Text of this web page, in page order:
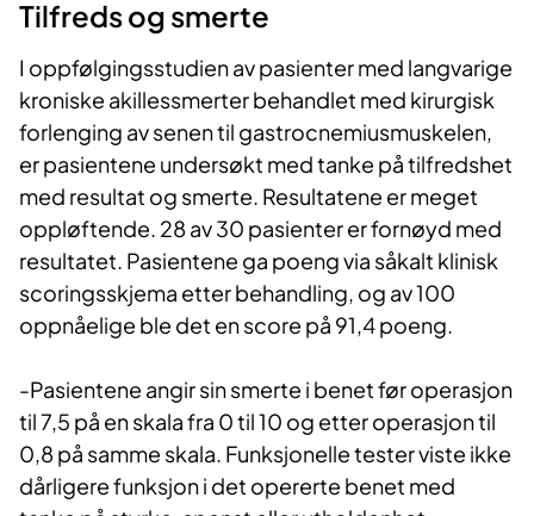
Tilfreds og smerte
I oppfølgingsstudien av pasienter med langvarige
kroniske akillessmerter behandlet med kirurgisk
forlenging av senen til gastrocnemiusmuskelen,
er pasientene undersøkt med tanke på tilfredshet
med resultat og smerte. Resultatene er meget
oppløftende. 28 av 30 pasienter er fornøyd med
resultatet. Pasientene ga poeng via såkalt klinisk
scoringsskjema etter behandling, og av 100
oppnåelige ble det en score på 91,4 poeng.
-Pasientene angir sin smerte i benet før operasjon
til 7,5 på en skala fra 0 til 10 og etter operasjon til
0,8 på samme skala. Funksjonelle tester viste ikke
dårligere funksjon i det opererte benet med